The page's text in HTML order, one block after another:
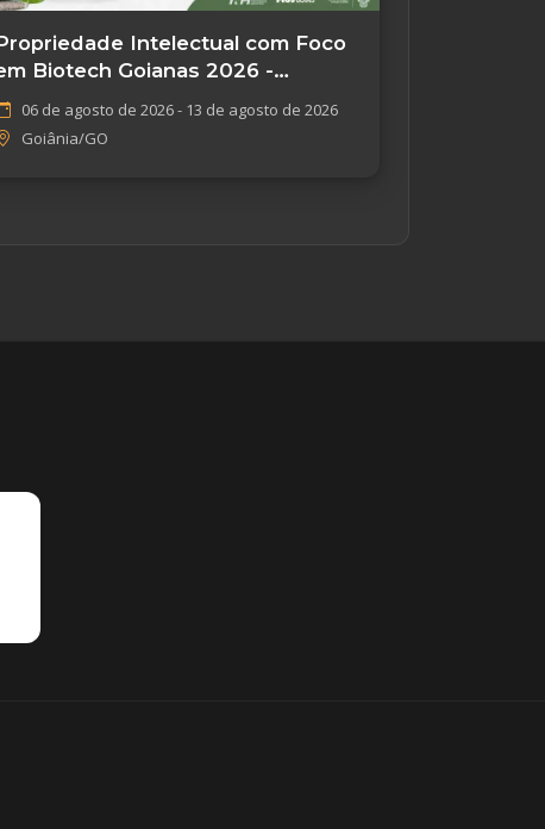
Intelectual com Foco
Biotech Goianas 2026 -
GO
06 de agosto de 2026 - 13 de agosto de 2026
Goiânia/GO